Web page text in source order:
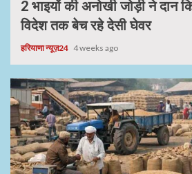
2 भाइयों की अनोखी जोड़ी ने दान
विदेश तक बेच रहे देसी घेवर
हरियाणा न्यूज़24 4 weeks ago